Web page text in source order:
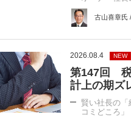
古山喜章氏
2026.08.4 NEW
第147回 税
計上の期ズ
賢い社長の
コミどころ」